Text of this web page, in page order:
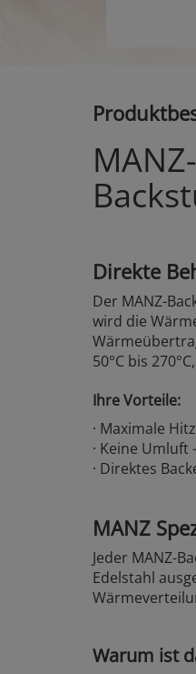
Direkte
Der MANZ-
wird die
50°C bis
Ihre Vorteile:
· Maximale
· Keine
· Direktes
MANZ
Jeder MANZ-
Edelstahl
Warum ist